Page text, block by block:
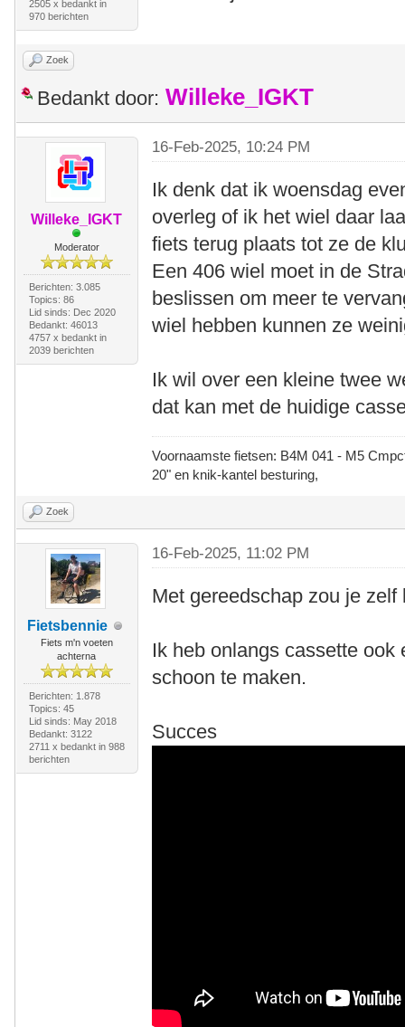
2505 x bedankt in
970 berichten
Zoek
Bedankt door: Willeke_IGKT
Willeke_IGKT
Moderator
Berichten: 3.085
Topics: 86
Lid sinds: Dec 2020
Bedankt: 46013
4757 x bedankt in
2039 berichten
16-Feb-2025, 10:24 PM
Ik denk dat ik woensdag
overleg of ik het wiel daar
fiets terug plaats tot ze de
Een 406 wiel moet in de
beslissen om meer te
wiel hebben kunnen ze
Ik wil over een kleine twee
dat kan met de huidige
Voornaamste fietsen: B4M 041 - M5
20" en knik-kantel besturing,
Zoek
Fietsbennie
Fiets m'n voeten
achterna
Berichten: 1.878
Topics: 45
Lid sinds: May 2018
Bedankt: 3122
2711 x bedankt in 988
berichten
16-Feb-2025, 11:02 PM
Met gereedschap zou je zelf
Ik heb onlangs cassette
schoon te maken.
Succes